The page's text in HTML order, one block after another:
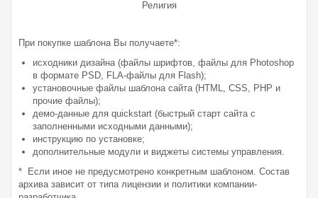
Религия
При покупке шаблона Вы получаете*:
исходники дизайна (файлы шрифтов, файлы для Photoshop
в формате PSD, FLA-файлы для Flash);
установочные файлы шаблона сайта (HTML, CSS, PHP и
прочие файлы);
демо-данные для quickstart (быстрый старт сайта с
заполненными исходными данными);
инструкцию по установке;
дополнительные модули и виджеты системы управления.
* Если иное не предусмотрено конкретным шаблоном. Состав
архива зависит от типа лицензии и политики компании-